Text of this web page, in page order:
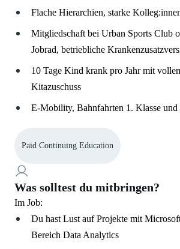
Flache Hierarchien, starke
Mitgliedschaft bei Urban Sports Club
Jobrad, betriebliche
10 Tage Kind krank pro Jahr mit
Kitazuschuss
E-Mobility, Bahnfahrten 1. Klasse
Paid Continuing Education
Was solltest du mitbringen?
Im Job:
Du hast Lust auf Projekte mit
Bereich Data Analytics